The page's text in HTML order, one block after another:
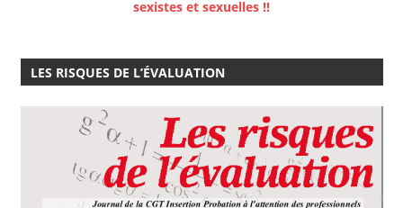
sexistes et sexuelles !!
LES RISQUES DE L’ÉVALUATION